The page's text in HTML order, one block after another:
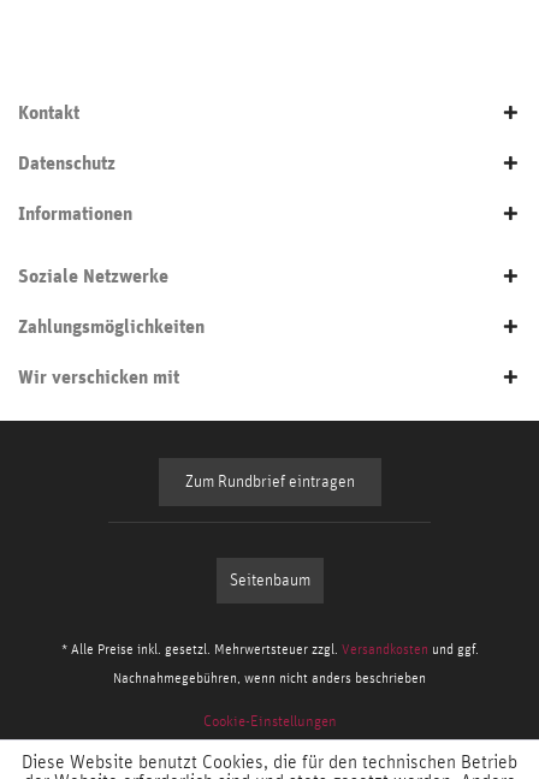
Kontakt
Datenschutz
Informationen
Soziale Netzwerke
Zahlungsmöglichkeiten
Wir verschicken mit
Zum Rundbrief eintragen
Seitenbaum
* Alle Preise inkl. gesetzl. Mehrwertsteuer zzgl. Versandkosten und ggf.
Nachnahmegebühren, wenn nicht anders beschrieben
Cookie-Einstellungen
Diese Website benutzt Cookies, die für den technischen Betrieb